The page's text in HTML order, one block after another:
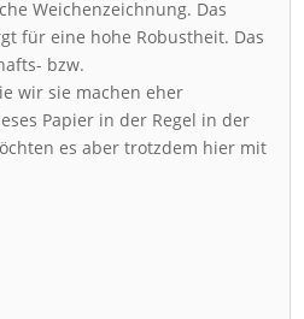
Weichenzeichnung. Das
für eine hohe Robustheit. Das
bzw.
wir sie machen eher
Papier in der Regel in der
es aber trotzdem hier mit